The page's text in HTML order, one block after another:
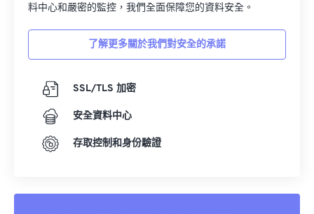
料中心和嚴密的監控，我們全面保障您的資料安全。
了解更多關於我們對安全的承諾
SSL/TLS 加密
安全資料中心
存取控制和身份驗證